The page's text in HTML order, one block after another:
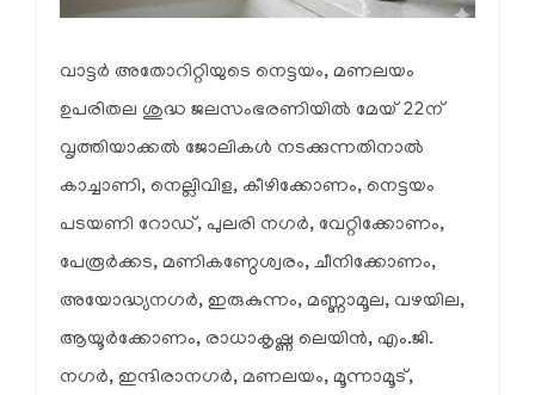
വാട്ടർ അതോറിറ്റിയുടെ നെട്ടയം, മണലയം
ഉപരിതല ശുദ്ധ ജലസംഭരണിയിൽ മേയ് 22ന്
വൃത്തിയാക്കൽ ജോലികൾ നടക്കുന്നതിനാൽ
കാച്ചാണി, നെല്ലിവിള, കീഴിക്കോണം, നെട്ടയം
പടയണി റോഡ്, പുലരി നഗർ, വേറ്റിക്കോണം,
പേരൂർക്കട, മണികണ്ഠേശ്വരം, ചീനിക്കോണം,
അയോദ്ധ്യനഗർ, ഇരുകുന്നം, മണ്ണാമൂല, വഴയില,
ആയൂർക്കോണം, രാധാകൃഷ്ണ ലെയിൻ, എം.ജി.
നഗർ, ഇന്ദിരാനഗർ, മണലയം, മൂന്നാമൂട്,